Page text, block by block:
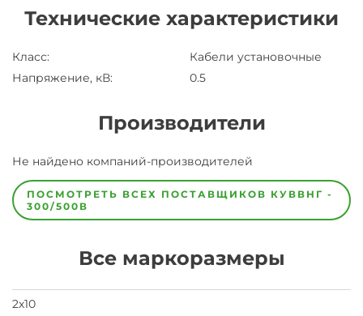
Технические характеристики
Класс:
Кабели установочные
Напряжение, кВ: 0.5
Производители
ЗаводЗавод-
предпочел
скрыть
свои
Не найдено компаний-производителей
ПОСМОТРЕТЬ ВСЕХ ПОСТАВЩИКОВ КУВВНГ -
300/500В
Все маркоразмеры
2х10